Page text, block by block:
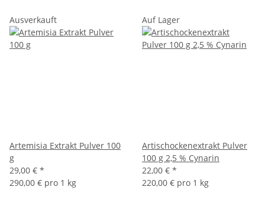
Ausverkauft
Artemisia Extrakt Pulver 100
g
29,00 € *
290,00 € pro 1 kg
Auf Lager
Artischockenextrakt Pulver
100 g 2,5 % Cynarin
22,00 € *
220,00 € pro 1 kg